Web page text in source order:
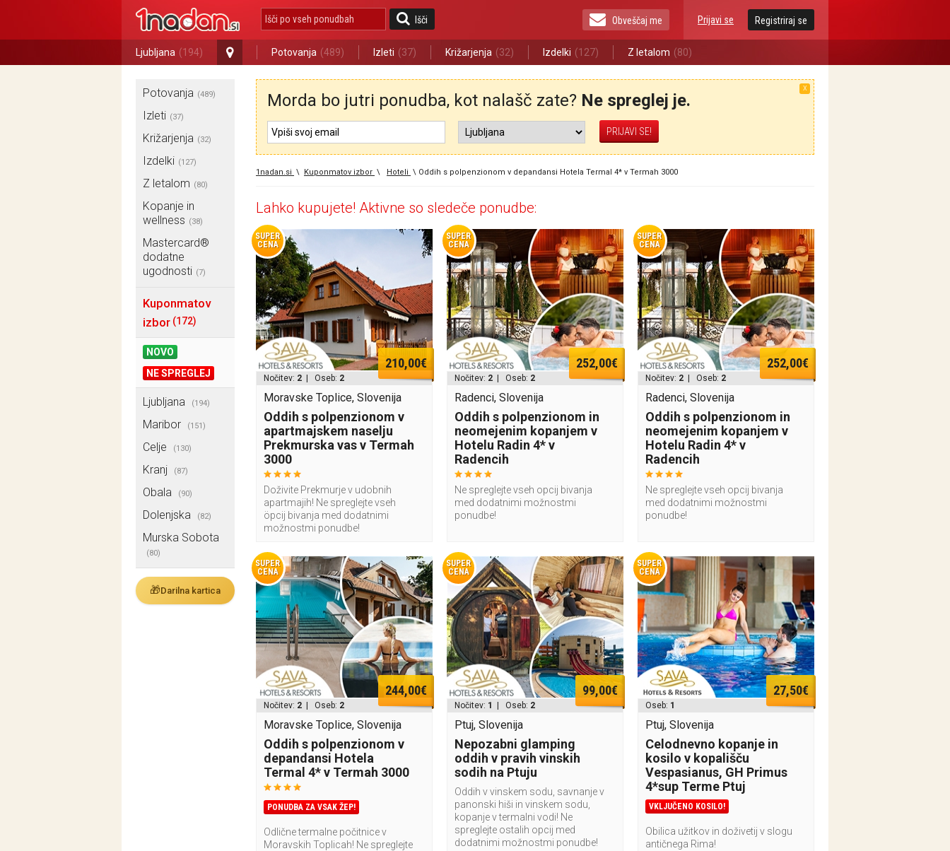
Išči Prijavi se Registriraj se
Obveščaj me
Ljubljana (194) Potovanja (489) Izleti (37) Križarjenja (32) Izdelki (127) Z letalom (80)
Potovanja (489)
Izleti (37)
Križarjenja (32)
Izdelki (127)
Z letalom (80)
Kopanje in
wellness (38)
Mastercard®
dodatne
ugodnosti (7)
Kuponmatov
izbor (172)
NOVO
NE SPREGLEJ
Ljubljana (194)
Maribor (151)
Celje (130)
Kranj (87)
Obala (90)
Dolenjska (82)
Murska Sobota
(80)
🎁Darilna kartica
X
Morda bo jutri ponudba, kot nalašč zate? Ne spreglej je.
1nadan.si \ Kuponmatov izbor \ Hoteli \ Oddih s polpenzionom v depandansi Hotela Termal 4* v Termah 3000
Lahko kupujete! Aktivne so sledeče ponudbe:
SUPER
CENA
210,00€
Nočitev: 2 | Oseb: 2
Moravske Toplice, Slovenija
Oddih s polpenzionom v
apartmajskem naselju
Prekmurska vas v Termah
3000
Doživite Prekmurje v udobnih
apartmajih! Ne spreglejte vseh
öpcij bivanja med dodatnimi
možnostmi ponudbe!
SUPER
CENA
252,00€
Nočitev: 2 | Oseb: 2
Radenci, Slovenija
Oddih s polpenzionom in
neomejenim kopanjem v
Hotelu Radin 4* v
Radencih
Ne spreglejte vseh opcij bivanja
med dodatnimi možnostmi
ponudbe!
SUPER
CENA
252,00€
Nočitev: 2 | Oseb: 2
Radenci, Slovenija
Oddih s polpenzionom in
neomejenim kopanjem v
Hotelu Radin 4* v
Radencih
Ne spreglejte vseh opcij bivanja
med dodatnimi možnostmi
ponudbe!
SUPER
CENA
244,00€
Nočitev: 2 | Oseb: 2
Moravske Toplice, Slovenija
Oddih s polpenzionom v
depandansi Hotela
Termal 4* v Termah 3000
PONUDBA ZA VSAK ŽEP!
Odlične termalne počitnice v
Moravskih Toplicah! Ne spreglejte
SUPER
CENA
99,00€
Nočitev: 1 | Oseb: 2
Ptuj, Slovenija
Nepozabni glamping
oddih v pravih vinskih
sodih na Ptuju
Oddih v vinskem sodu, savnanje v
panonski hiši in vinskem sodu,
kopanje v termalni vodi! Ne
spreglejte ostalih opcij med
dodatnimi možnostmi ponudbe!
SUPER
CENA
27,50€
Oseb: 1
Ptuj, Slovenija
Celodnevno kopanje in
kosilo v kopališču
Vespasianus, GH Primus
4*sup Terme Ptuj
VKLJUČENO KOSILO!
Obilica užitkov in doživetij v slogu
antičnega Rima!